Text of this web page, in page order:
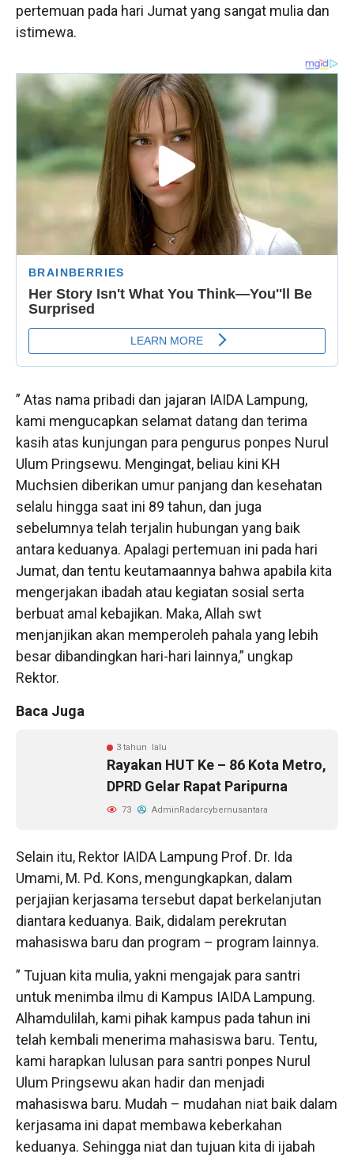
pertemuan pada hari Jumat yang sangat mulia dan
istimewa.
” Atas nama pribadi dan jajaran IAIDA Lampung,
kami mengucapkan selamat datang dan terima
kasih atas kunjungan para pengurus ponpes Nurul
Ulum Pringsewu. Mengingat, beliau kini KH
Muchsien diberikan umur panjang dan kesehatan
selalu hingga saat ini 89 tahun, dan juga
sebelumnya telah terjalin hubungan yang baik
antara keduanya. Apalagi pertemuan ini pada hari
Jumat, dan tentu keutamaannya bahwa apabila kita
mengerjakan ibadah atau kegiatan sosial serta
berbuat amal kebajikan. Maka, Allah swt
menjanjikan akan memperoleh pahala yang lebih
besar dibandingkan hari-hari lainnya,” ungkap
Rektor.
Baca Juga
3 tahun lalu
Rayakan HUT Ke – 86 Kota Metro,
DPRD Gelar Rapat Paripurna
73 AdminRadarcybernusantara
Selain itu, Rektor IAIDA Lampung Prof. Dr. Ida
Umami, M. Pd. Kons, mengungkapkan, dalam
perjajian kerjasama tersebut dapat berkelanjutan
diantara keduanya. Baik, didalam perekrutan
mahasiswa baru dan program – program lainnya.
” Tujuan kita mulia, yakni mengajak para santri
untuk menimba ilmu di Kampus IAIDA Lampung.
Alhamdulilah, kami pihak kampus pada tahun ini
telah kembali menerima mahasiswa baru. Tentu,
kami harapkan lulusan para santri ponpes Nurul
Ulum Pringsewu akan hadir dan menjadi
mahasiswa baru. Mudah – mudahan niat baik dalam
kerjasama ini dapat membawa keberkahan
keduanya. Sehingga niat dan tujuan kita di ijabah